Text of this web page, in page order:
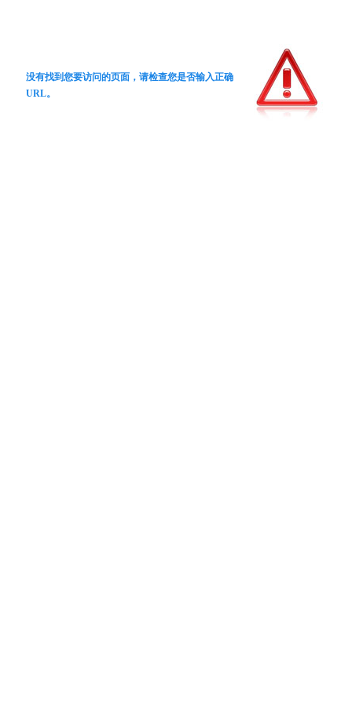
没有找到您要访问的页面，请检查您是否输入正确
URL。